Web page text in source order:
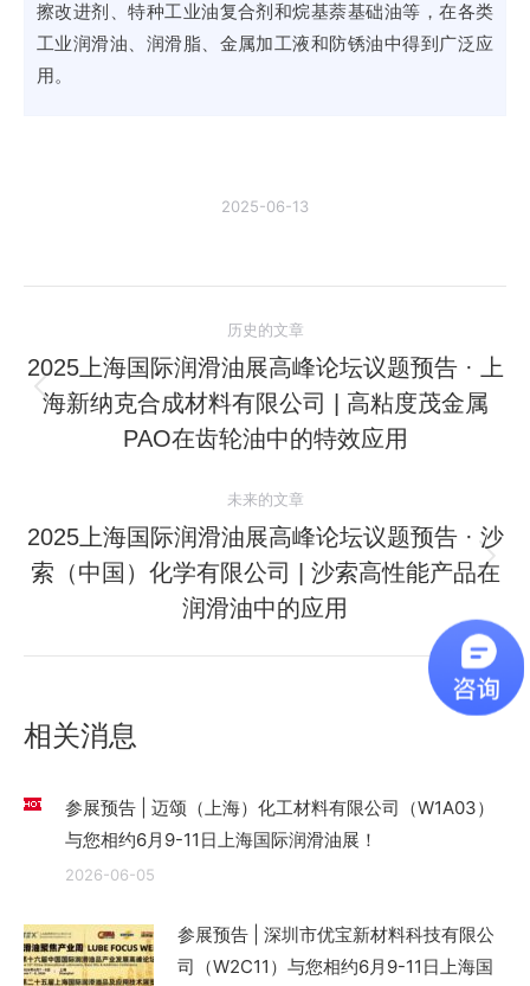
擦改进剂、特种工业油复合剂和烷基萘基础油等，在各类
工业润滑油、润滑脂、金属加工液和防锈油中得到广泛应
用。
2025-06-13
章
导
历史的文章
历
史
文
章：
2025上海国际润滑油展高峰论坛议题预告 · 上
海新纳克合成材料有限公司 | 高粘度茂金属
PAO在齿轮油中的特效应用
未来的文章
未
来
2025上海国际润滑油展高峰论坛议题预告 · 沙
索（中国）化学有限公司 | 沙索高性能产品在
润滑油中的应用
相关消息
参展预告 | 迈颂（上海）化工材料有限公司（W1A03）
与您相约6月9-11日上海国际润滑油展！
2026-06-05
参展预告 | 深圳市优宝新材料科技有限公
司（W2C11）与您相约6月9-11日上海国